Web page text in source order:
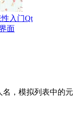
性入门Qt
面
名，模拟列表中的元